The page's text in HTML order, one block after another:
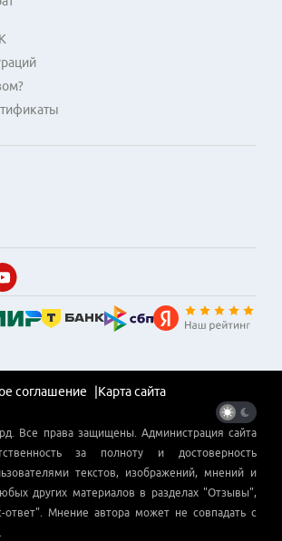
соглашение
Карта сайта
. Все права защищены. Администрация сайта
за полноту и достоверность
текстов, изображений, мнений и
других материалов в разделах "Отзывы",
ответ". Мнение автора может не совпадать с